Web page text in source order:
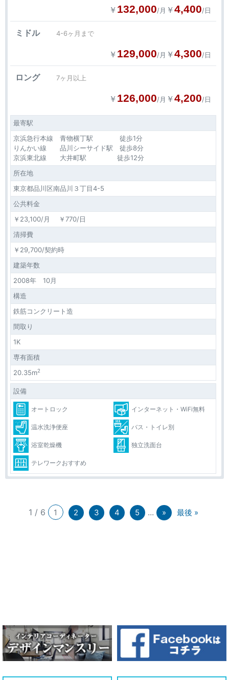
￥ 132,000/月 ￥4,400/日
ミドル 4-6ヶ月まで
￥ 129,000/月 ￥4,300/日
ロング 7ヶ月以上
￥ 126,000/月 ￥4,200/日
最寄駅
京浜急行本線 青物横丁駅 徒歩1分
りんかい線 品川シーサイド駅 徒歩8分
京浜東北線 大井町駅 徒歩12分
所在地
東京都品川区南品川３丁目4-5
公共料金
￥23,100/月 ￥770/日
清掃費
￥29,700/契約時
建築年数
2008年 10月
構造
鉄筋コンクリート造
間取り
1K
専有面積
20.35m2
設備
オートロック インターネット・WiFi無料
温水洗浄便座 バス・トイレ別
浴室乾燥機 独立洗面台
テレワークおすすめ
1 / 6 1 2 3 4 5 ... » 最後 »